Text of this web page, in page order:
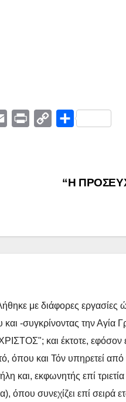
Μ
α
“Η
με διάφορες
-συγκρίνοντας την Αγία
και έκτοτε, εφόσον
όπου και Τόν υπηρετεί
και, εκφωνητής επί
συνεχίζει επί σειρά